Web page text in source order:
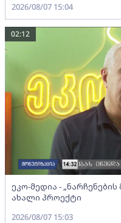
2026/08/07 15:04
ეკო-მედია -
ახალი პროექტი
02:12
2026/08/07 15:03